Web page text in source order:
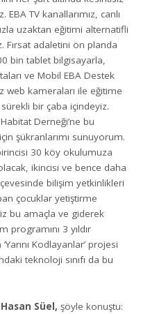
TV kanallarımız, canlı
uzaktan eğitimi alternatifli
adaletini ön planda
bin tablet bilgisayarla,
ve Mobil EBA Destek
web kameraları ile eğitime
bir çaba içindeyiz.
Derneği’ne bu
şükranlarımı sunuyorum.
30 köy okulumuza
ikincisi ve bence daha
bilişim yetkinlikleri
çocuklar yetiştirme
bu amaçla ve giderek
programını 3 yıldır
Kodlayanlar’ projesi
teknoloji sınıfı da bu
Süel, şöyle konuştu: